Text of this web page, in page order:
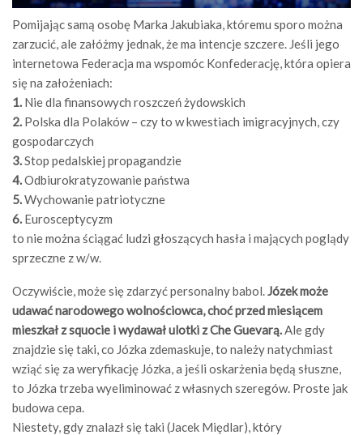
Pomijając samą osobę Marka Jakubiaka, któremu sporo można
zarzucić, ale załóżmy jednak, że ma intencje szczere. Jeśli jego
internetowa Federacja ma wspomóc Konfederację, która opiera
się na założeniach:
1. Nie dla finansowych roszczeń żydowskich
2. Polska dla Polaków – czy to w kwestiach imigracyjnych, czy
gospodarczych
3.Stop pedalskiej propagandzie
4.Odbiurokratyzowanie państwa
5.Wychowanie patriotyczne
6. Eurosceptycyzm
to nie można ściągać ludzi głoszących hasła i mających poglądy
sprzeczne z w/w.
Oczywiście, może się zdarzyć personalny babol.Józek może
udawać narodowego wolnościowca, choć przed miesiącem
mieszkał z squocie i wydawał ulotki z Che Guevarą.Ale gdy
znajdzie się taki, co Józka zdemaskuje, to należy natychmiast
wziąć się za weryfikację Józka, a jeśli oskarżenia będą słuszne,
to Józka trzeba wyeliminować z własnych szeregów. Proste jak
budowa cepa.
Niestety, gdy znalazł się taki (Jacek Międlar), który